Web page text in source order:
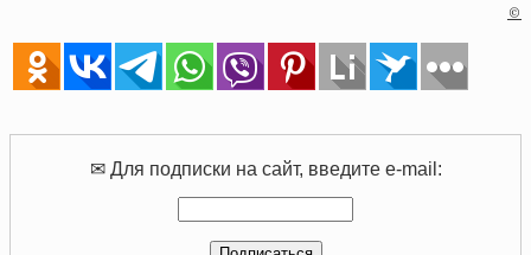
©
✉ Для подписки на сайт, введите e-mail: